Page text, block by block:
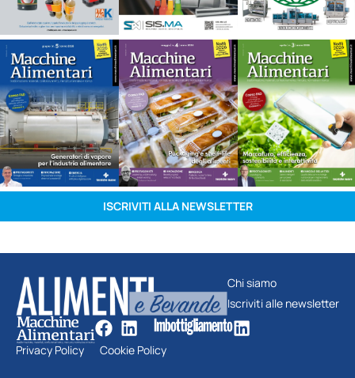
ISCRIVITI ALLA NEWSLETTER
Chi siamo
Iscriviti alle newsletter
Privacy Policy Cookie Policy